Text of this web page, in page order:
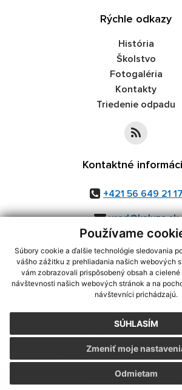
Používame
Súbory cookie a ďalšie technológie sledovania
vášho zážitku z prehliadania našich webových
vám zobrazovali prispôsobený obsah a
návštevnosti našich webových stránok a na
návštevníci prichádzajú.
SÚHLASÍM
Odmietam
Zmeniť moje
Rýchle odkazy
História
Školstvo
Fotogaléria
Kontakty
Triedenie odpadu
Kontaktné
+421 56 649 21 17
urad@kaluza.sk
využite možnosť získavania aktuálnych
CMS systém (redakčný) systém ECHELON 2,
webex.digital, s.r.o.,domény,
Posledná aktualizácia:
Vytlačiť stránku|Vyhlásenie o